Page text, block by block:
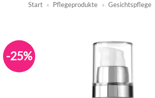
Start » Pflegeprodukte » Gesichtspflege
-25%